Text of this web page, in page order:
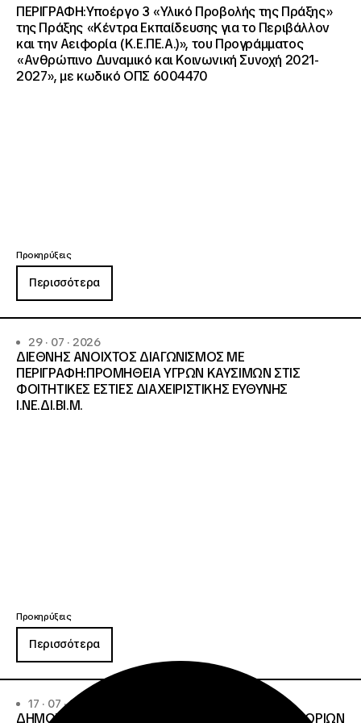
ΠΕΡΙΓΡΑΦΗ:Υποέργο 3 «Υλικό Προβολής της Πράξης»
της Πράξης «Κέντρα Εκπαίδευσης για το Περιβάλλον
και την Αειφορία (Κ.Ε.ΠΕ.Α.)», του Προγράμματος
«Ανθρώπινο Δυναμικό και Κοινωνική Συνοχή 2021-
2027», με κωδικό ΟΠΣ 6004470
Προκηρύξεις
Περισσότερα
29 · 07 · 2026
ΔΙΕΘΝΗΣ ΑΝΟΙΧΤΟΣ ΔΙΑΓΩΝΙΣΜΟΣ ΜΕ
ΠΕΡΙΓΡΑΦΗ:ΠΡΟΜΗΘΕΙΑ ΥΓΡΩΝ ΚΑΥΣΙΜΩΝ ΣΤΙΣ
ΦΟΙΤΗΤΙΚΕΣ ΕΣΤΙΕΣ ΔΙΑΧΕΙΡΙΣΤΙΚΗΣ ΕΥΘΥΝΗΣ
Ι.ΝΕ.ΔΙ.ΒΙ.Μ.
Προκηρύξεις
Περισσότερα
17 · 07 · 2026
ΔΗΜΟΣΙΟΣ ΑΝΟΙΧΤΟΣ ΔΙΑΓΩΝΙΣΜΟΣ ΚΑΤΩ ΤΩΝ ΟΡΙΩΝ